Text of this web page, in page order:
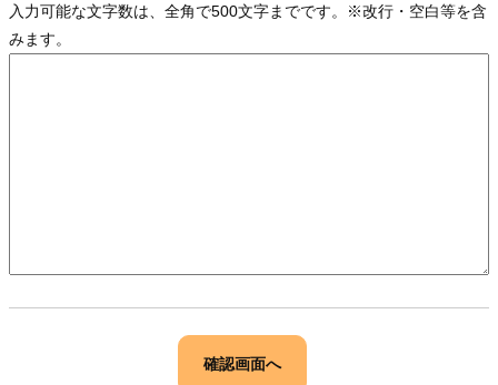
入力可能な文字数は、全角で500文字までです。※改行・空白等を含
みます。